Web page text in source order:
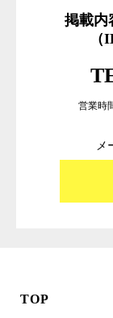
掲載内
営業時
メ
TOP